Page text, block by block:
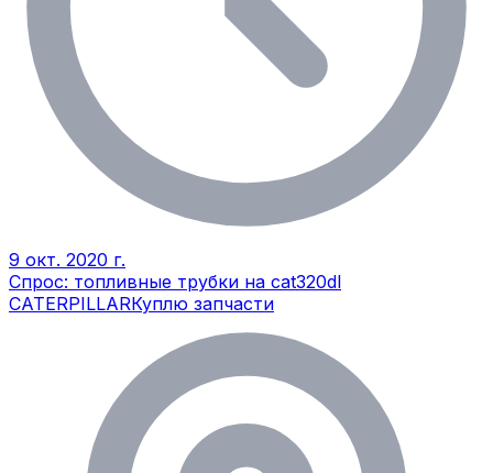
9 окт. 2020 г.
Спрос: топливные трубки на cat320dl
CATERPILLARКуплю запчасти